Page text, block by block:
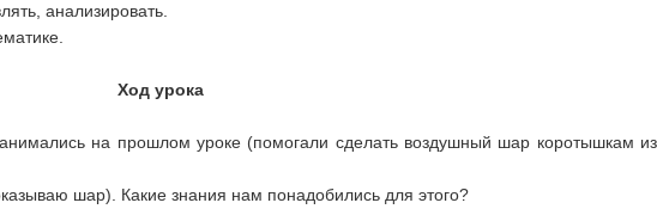
анализировать.
Ход урока
на прошлом уроке (помогали сделать воздушный шар коротышкам из
шар). Какие знания нам понадобились для этого?